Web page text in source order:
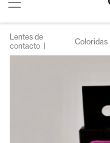
Lentes de
contacto
Coloridas